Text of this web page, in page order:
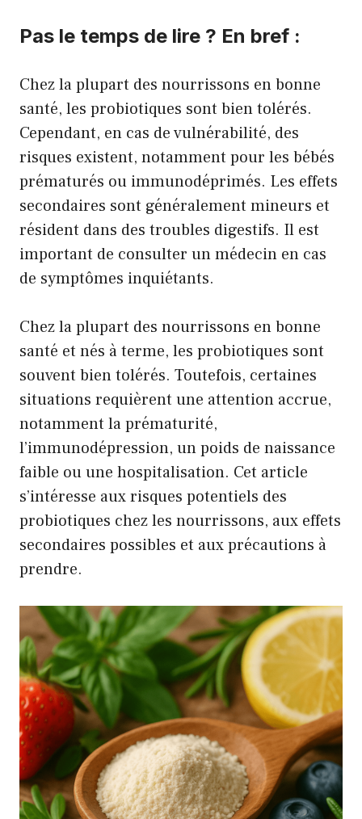
Pas le temps de lire ? En bref :
Chez la plupart des nourrissons en bonne
santé, les probiotiques sont bien tolérés.
Cependant, en cas de vulnérabilité, des
risques existent, notamment pour les bébés
prématurés ou immunodéprimés. Les effets
secondaires sont généralement mineurs et
résident dans des troubles digestifs. Il est
important de consulter un médecin en cas
de symptômes inquiétants.
Chez la plupart des nourrissons en bonne
santé et nés à terme, les probiotiques sont
souvent bien tolérés. Toutefois, certaines
situations requièrent une attention accrue,
notamment la prématurité,
l’immunodépression, un poids de naissance
faible ou une hospitalisation. Cet article
s’intéresse aux risques potentiels des
probiotiques chez les nourrissons, aux effets
secondaires possibles et aux précautions à
prendre.